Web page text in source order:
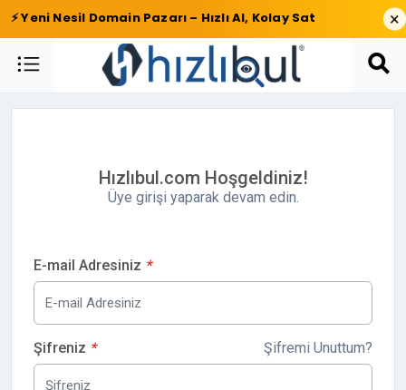
⚡ Yeni Nesil Domain Pazarı – Hızlı Al, Kolay Sat ×
Hızlıbul.com Hoşgeldiniz!
Üye girişi yaparak devam edin.
E-mail Adresiniz *
Şifremi Unuttum?
Şifreniz *